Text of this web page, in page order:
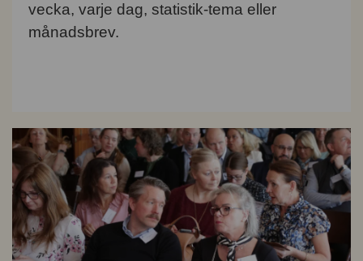
vecka, varje dag, statistik-tema eller
månadsbrev.